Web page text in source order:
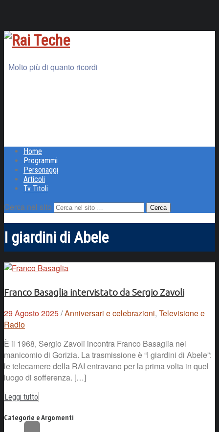
Molto più di quanto ricordi
Home
Programmi
Personaggi
Articoli
Tv Titoli
Cerca nel sito
I giardini di Abele
Franco Basaglia intervistato da Sergio Zavoli
29 Agosto 2025/Anniversari e celebrazioni, Televisione e
Radio
È il 1968, Sergio Zavoli incontra Franco Basaglia nel
manicomio di Gorizia. La trasmissione è “I giardini di Abele”:
le telecamere della RAI entravano per la prima volta in quel
luogo di sofferenza. […]
Leggi tutto
Categorie e Argomenti